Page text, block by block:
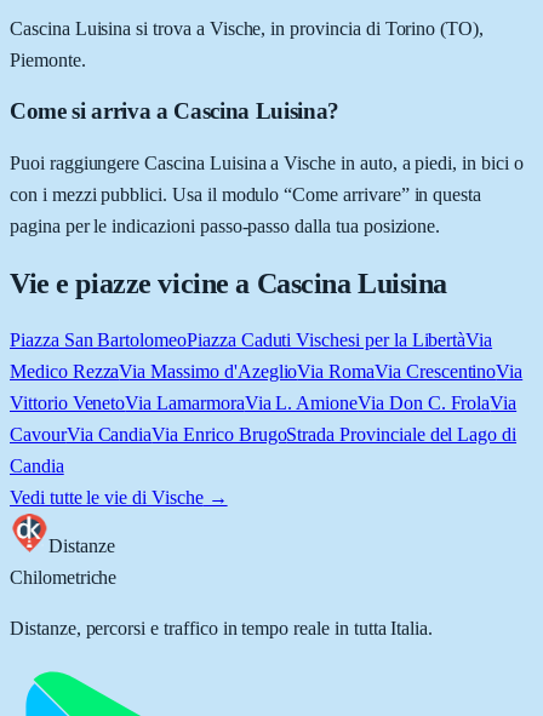
Cascina Luisina si trova a Vische, in provincia di Torino (TO),
Piemonte.
Come si arriva a Cascina Luisina?
Puoi raggiungere Cascina Luisina a Vische in auto, a piedi, in bici o
con i mezzi pubblici. Usa il modulo “Come arrivare” in questa
pagina per le indicazioni passo-passo dalla tua posizione.
Vie e piazze vicine a Cascina Luisina
Piazza San BartolomeoPiazza Caduti Vischesi per la LibertàVia
Medico RezzaVia Massimo d'AzeglioVia RomaVia CrescentinoVia
Vittorio VenetoVia LamarmoraVia L. AmioneVia Don C. FrolaVia
CavourVia CandiaVia Enrico BrugoStrada Provinciale del Lago di
Candia
Vedi tutte le vie di Vische→
Distanze
Chilometriche
Distanze, percorsi e traffico in tempo reale in tutta Italia.